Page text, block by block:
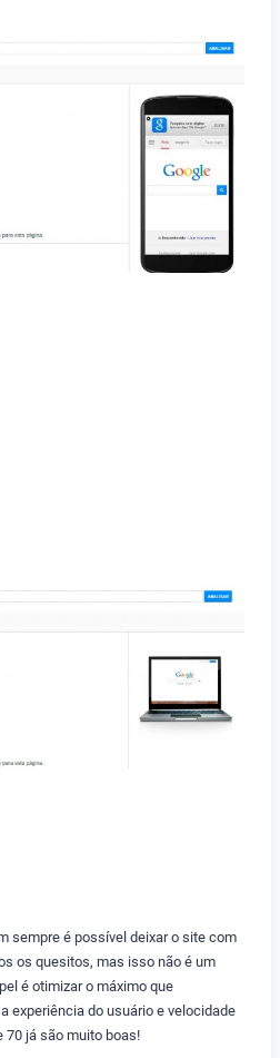
sempre é possível deixar o site com
os quesitos, mas isso não é um
é otimizar o máximo que
experiência do usuário e velocidade
70 já são muito boas!